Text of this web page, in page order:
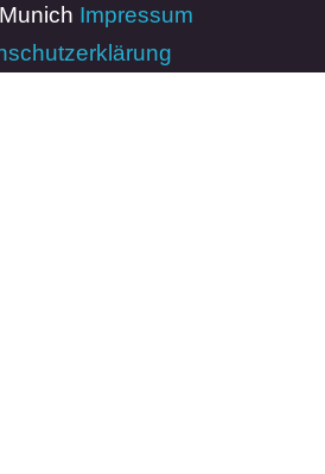
Impressum